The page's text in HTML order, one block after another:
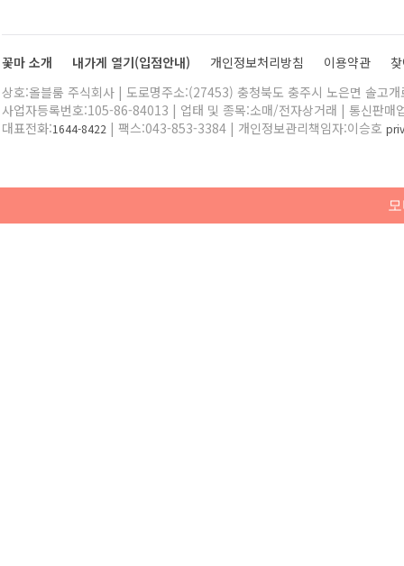
꽃마 소개 내가게 열기(입점안내) 개인정보처리방침 이용약관
상호:올블룸 주식회사 | 도로명주소:(27453) 충청북도 충주시 노은면 솔고
사업자등록번호:105-86-84013 | 업태 및 종목:소매/전자상거래 | 통신판매
대표전화:1644-8422 | 팩스:043-853-3384 | 개인정보관리책임자:이승호